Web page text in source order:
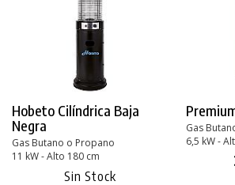
Hobeto Cilíndrica Baja
Negra
Gas Butano o Propano
11 kW - Alto 180 cm
Sin Stock
Gas
6,5 kW -